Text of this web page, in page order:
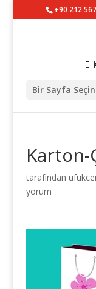
+90 212
Bir Sayfa Seçin
Karton-
tarafından
yorum